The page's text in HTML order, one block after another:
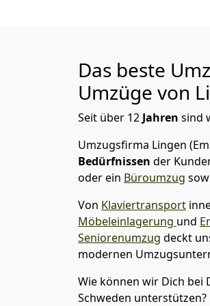
Das beste
Umzüge von
Seit über 12 Jahren sind
Umzugsfirma Lingen
Bedürfnissen der
oder ein Büroumzug
Von Klaviertransport
Möbeleinlagerung und
Seniorenumzug deckt
modernen
Wie können wir Dich bei
Schweden unterstützen?